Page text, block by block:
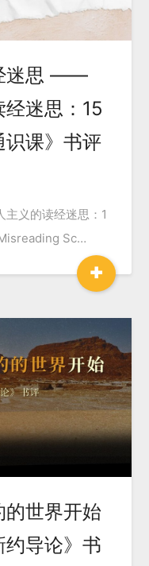
迷思 ——
经迷思：15
识课》书评
义的读经迷思：1
Sc…
+
的世界开始
导论》书